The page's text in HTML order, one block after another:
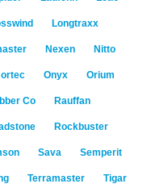
Longtraxx
Nexen Nitto
Onyx Orium
Co Rauffan
Rockbuster
Sava Semperit
Terramaster Tigar